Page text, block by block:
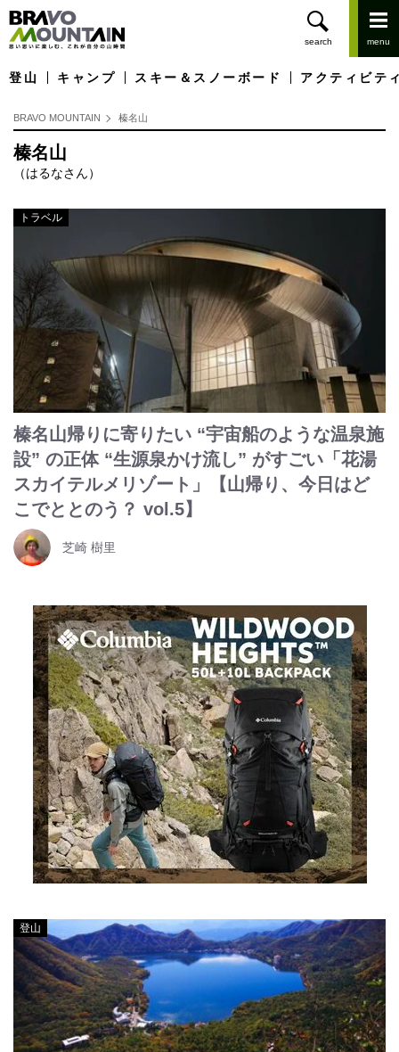
登山 キャンプ スキー＆スノーボード アクティビテ
BRAVO MOUNTAIN 榛名山
榛名山
（はるなさん）
トラベル
榛名山帰りに寄りたい “宇宙船のような温泉施
設” の正体 “生源泉かけ流し” がすごい「花湯
スカイテルメリゾート」【山帰り、今日はど
こでととのう？ vol.5】
芝崎 樹里
登山